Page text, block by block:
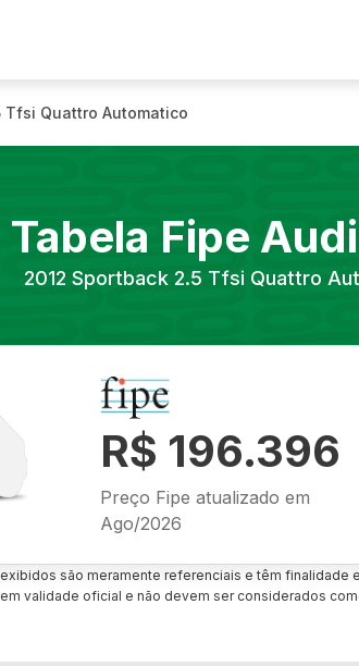
Tfsi Quattro Automatico
Tabela Fipe Audi
2012 Sportback 2.5 Tfsi Quattro
R$ 196.396
Preço Fipe atualizado em
Ago/2026
são meramente referenciais e têm finalidade
validade oficial e não devem ser considerados